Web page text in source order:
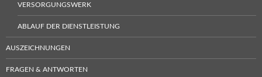
VERSORGUNGSWERK
ABLAUF DER DIENSTLEISTUNG
AUSZEICHNUNGEN
FRAGEN & ANTWORTEN